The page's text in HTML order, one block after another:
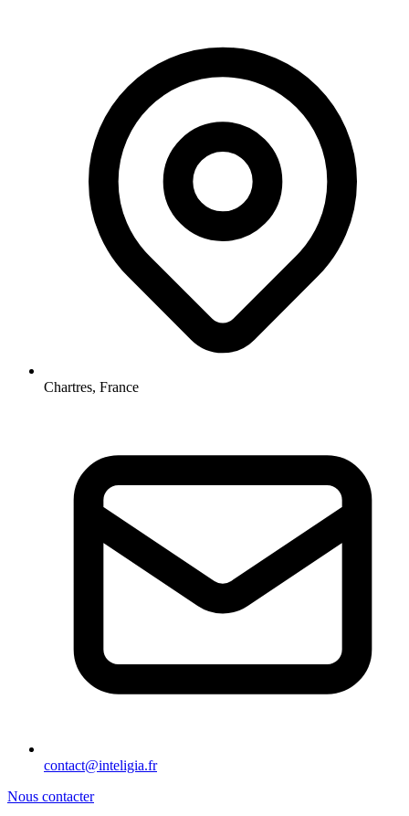
Chartres, France
contact@inteligia.fr
Nous contacter